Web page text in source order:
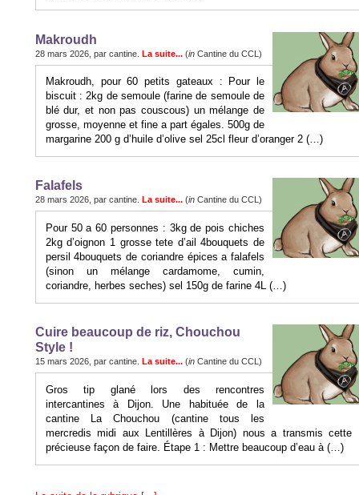
Makroudh
28 mars 2026, par cantine. La suite... (in Cantine du CCL)
Makroudh, pour 60 petits gateaux : Pour le
biscuit : 2kg de semoule (farine de semoule de
blé dur, et non pas couscous) un mélange de
grosse, moyenne et fine a part égales. 500g de
margarine 200 g d’huile d’olive sel 25cl fleur d’oranger 2 (…)
Falafels
28 mars 2026, par cantine. La suite... (in Cantine du CCL)
Pour 50 a 60 personnes : 3kg de pois chiches
2kg d’oignon 1 grosse tete d’ail 4bouquets de
persil 4bouquets de coriandre épices a falafels
(sinon un mélange cardamome, cumin,
coriandre, herbes seches) sel 150g de farine 4L (…)
Cuire beaucoup de riz, Chouchou
Style !
15 mars 2026, par cantine. La suite... (in Cantine du CCL)
Gros tip glané lors des rencontres
intercantines à Dijon. Une habituée de la
cantine La Chouchou (cantine tous les
mercredis midi aux Lentillères à Dijon) nous a transmis cette
précieuse façon de faire. Étape 1 : Mettre beaucoup d’eau à (…)